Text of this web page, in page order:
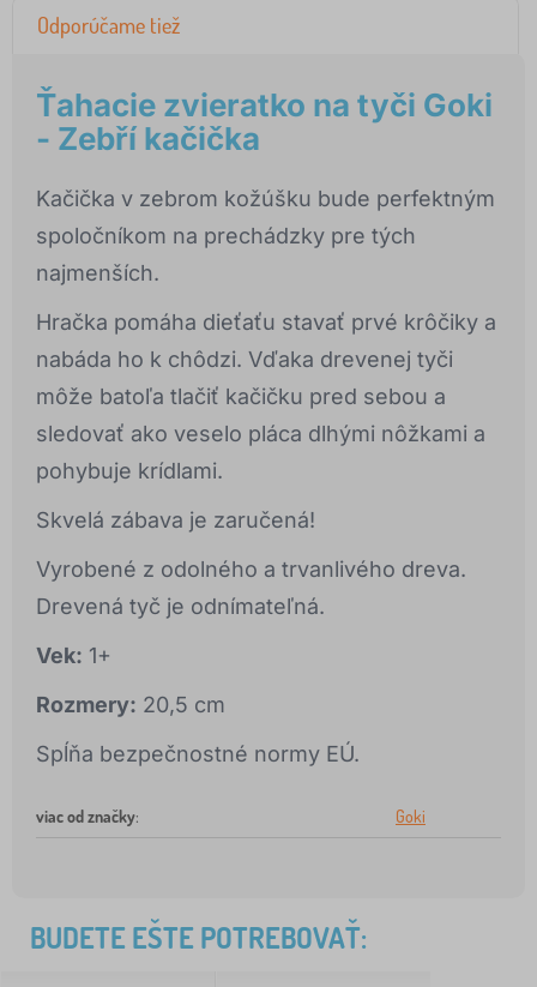
Odporúčame tiež
Ťahacie zvieratko na tyči Goki
- Zebří kačička
Kačička v zebrom kožúšku bude perfektným
spoločníkom na prechádzky pre tých
najmenších.
Hračka pomáha dieťaťu stavať prvé krôčiky a
nabáda ho k chôdzi. Vďaka drevenej tyči
môže batoľa tlačiť kačičku pred sebou a
sledovať ako veselo pláca dlhými nôžkami a
pohybuje krídlami.
Skvelá zábava je zaručená!
Vyrobené z odolného a trvanlivého dreva.
Drevená tyč je odnímateľná.
Vek: 1+
Rozmery: 20,5 cm
Spĺňa bezpečnostné normy EÚ.
viac od značky: Goki
BUDETE EŠTE POTREBOVAŤ: